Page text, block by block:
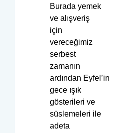
Burada yemek
ve alışveriş
için
vereceğimiz
serbest
zamanın
ardından Eyfel’in
gece ışık
gösterileri ve
süslemeleri ile
adeta